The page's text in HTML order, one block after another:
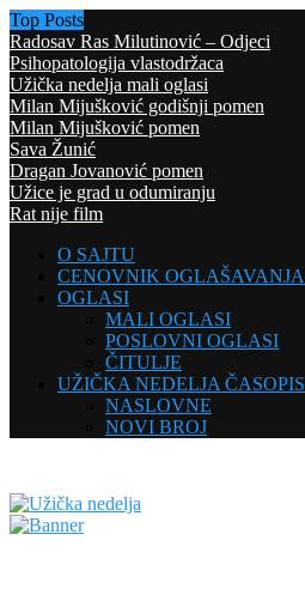
Top Posts
Radosav Ras Milutinović – Odjeci
Psihopatologija vlastodržaca
Užička nedelja mali oglasi
Milan Mijušković godišnji pomen
Milan Mijušković pomen
Sava Žunić
Dragan Jovanović pomen
Užice je grad u odumiranju
Rat nije film
O SAJTU
CENOVNIK OGLAŠAVANJA
OGLASI
MALI OGLASI
POSLOVNI OGLASI
ČITULJE
UŽIČKA NEDELJA ČASOPIS
NASLOVNE
NOVI BROJ